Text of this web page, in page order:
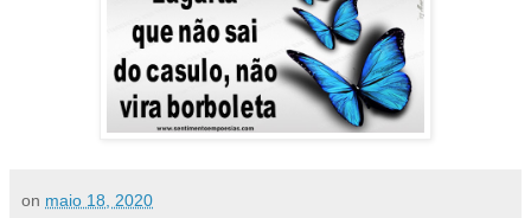
on maio 18, 2020